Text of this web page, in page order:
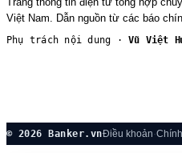
Việt Nam. Dẫn nguồn từ các báo
Phụ trách nội dung ·Vũ Việt
© 2026 Banker.vnĐiều khoản·